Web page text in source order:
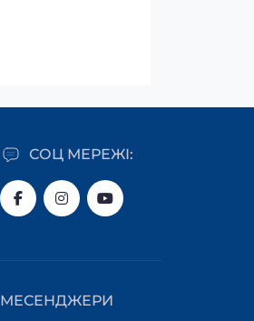
СОЦ МЕРЕЖІ:
МЕСЕНДЖЕРИ